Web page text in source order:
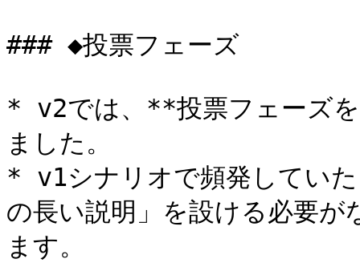
### ◆投票フェーズ
* v2では、**投票フェーズ
ました。
* v1シナリオで頻発してい
の長い説明」を設ける必要
ます。